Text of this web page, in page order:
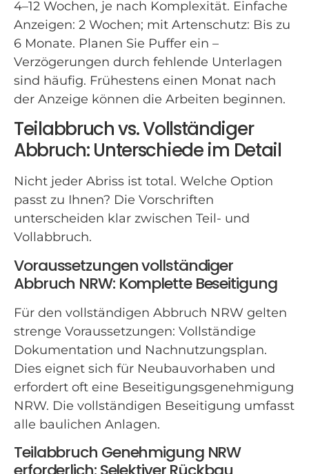
4–12 Wochen, je nach Komplexität. Einfache
Anzeigen: 2 Wochen; mit Artenschutz: Bis zu
6 Monate. Planen Sie Puffer ein –
Verzögerungen durch fehlende Unterlagen
sind häufig. Frühestens einen Monat nach
der Anzeige können die Arbeiten beginnen.
Teilabbruch vs. Vollständiger
Abbruch: Unterschiede im Detail
Nicht jeder Abriss ist total. Welche Option
passt zu Ihnen? Die Vorschriften
unterscheiden klar zwischen Teil- und
Vollabbruch.
Voraussetzungen vollständiger
Abbruch NRW: Komplette Beseitigung
Für den vollständigen Abbruch NRW gelten
strenge Voraussetzungen: Vollständige
Dokumentation und Nachnutzungsplan.
Dies eignet sich für Neubauvorhaben und
erfordert oft eine Beseitigungsgenehmigung
NRW. Die vollständigen Beseitigung umfasst
alle baulichen Anlagen.
Teilabbruch Genehmigung NRW